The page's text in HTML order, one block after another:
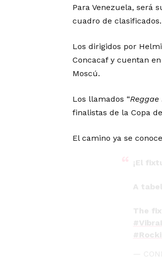
Para Venezuela, será
cuadro de clasificados.
Los dirigidos por
Concacaf y cuentan
Moscú.
Los llamados “Reggae
finalistas de la Copa
El camino ya se
¡El
A
The
—